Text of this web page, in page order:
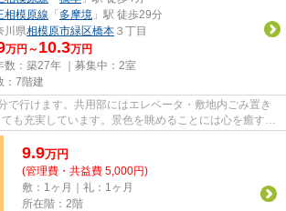
相模原線 「 多摩境 」駅 徒歩29分
川県相模原市緑区橋本 ３丁目
万円～ 10.3万円
数：築27年 ｜募集中： 2室
：7階建
で行けます。共用部にはエレベータ・敷地内ごみ置き
も充実しています。景色を眺めることには心を癒す効
も少...
9.9万円
(管理費・共益費 5,000円)
敷：1ヶ月｜礼：1ヶ月
所在階：2階